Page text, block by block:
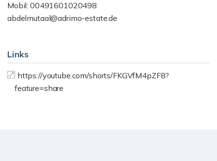
Mobil: 00491601020498
abdelmutaal@adrimo-estate.de
Links
https://youtube.com/shorts/FKGVfM4pZF8?
feature=share